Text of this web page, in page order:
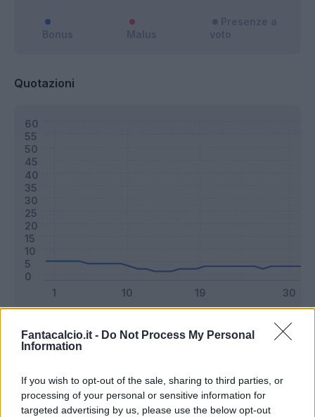
Fantacalcio.it - Do Not Process My Personal
Information
If you wish to opt-out of the sale, sharing to third parties, or
processing of your personal or sensitive information for
targeted advertising by us, please use the below opt-out
Quotazioni
Riepilogo stagione
Titolare 21 - 55